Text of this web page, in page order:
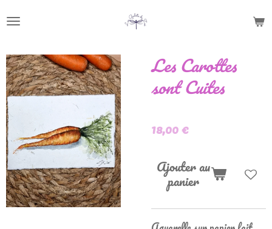
principal
Les Carottes
sont Cuites
18,00 €
Ajouter au
panier